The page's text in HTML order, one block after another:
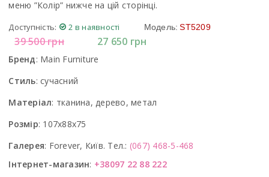
меню ”Колір” нижче на цій сторінці.
Доступність: 2 в наявності Модель: ST5209
39 500грн 27 650 грн
Бренд: Main Furniture
Стиль: сучасний
Матеріал: тканина, дерево, метал
Розмір: 107x88x75
Галерея: Forever, Київ. Тел.: (067) 468-5-468
Інтернет-магазин: +38097 22 88 222